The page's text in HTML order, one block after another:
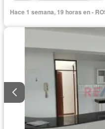
Hace 1 semana, 19 horas en -